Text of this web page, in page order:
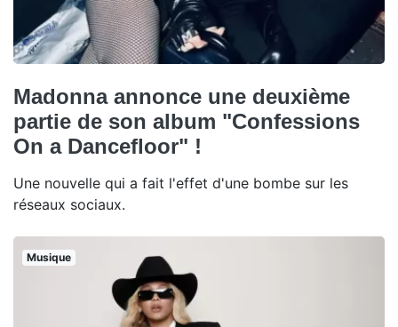
Madonna annonce une deuxième
partie de son album "Confessions
On a Dancefloor" !
Une nouvelle qui a fait l'effet d'une bombe sur les
réseaux sociaux.
Musique